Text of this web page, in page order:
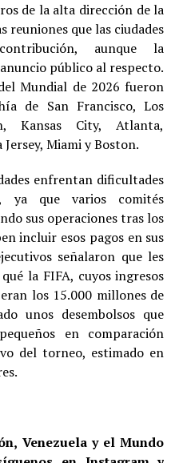
de la alta dirección de la
reuniones que las ciudades
aunque la
público al respecto.
Mundial de 2026 fueron
de San Francisco, Los
Kansas City, Atlanta,
Miami y Boston.
enfrentan dificultades
ya que varios comités
sus operaciones tras los
incluir esos pagos en sus
señalaron que les
la FIFA, cuyos ingresos
los 15.000 millones de
unos desembolsos que
en comparación
del torneo, estimado en
Venezuela y el Mundo